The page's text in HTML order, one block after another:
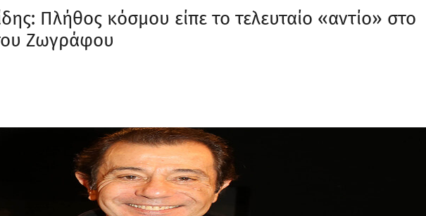
Πλήθος κόσμου είπε το τελευταίο «αντίο» στο
Ζωγράφου